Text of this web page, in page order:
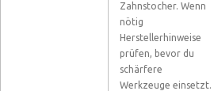
Zahnstocher. Wenn
nötig
Herstellerhinweise
prüfen, bevor du
schärfere
Werkzeuge einsetzt.